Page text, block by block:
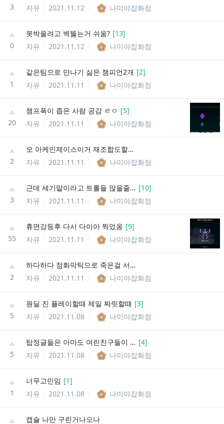
3
자유
2021.11.12 나미야잡화점
0
못박을려고 벽뚫는거 쉬움? [13]
자유
2021.11.12 나미야잡화점
1
같은팀으로 만나기 싫은 챔피언2개 [2]
자유
2021.11.11 나미야잡화점
20
챔프폭이 좁은 사람 공감 ㄹㅇ [5]
자유
2021.11.11 나미야잡화점
2
오 아케인제이스이거 재조합도할수있네
자유
2021.11.11 나미야잡화점
3
근데 세기말이라고 트롤들 많을줄알았는데 아니더라??? [10]
자유
2021.11.11 나미야잡화점
55
휴면강등후 다시 다이아 찍었옹 [9]
자유
2021.11.11 나미야잡화점
2
하다하다 점화막틱으로 죽은걸 서폿탓하는 숟가락은 처음봄
자유
2021.11.11 나미야잡화점
5
원딜 진 플레이할때 제일 짜릿할때 [3]
자유
2021.11.08 나미야잡화점
5
탑정글들은 아마도 여린친구들이 아닐까... [4]
자유
2021.11.08 나미야잡화점
1
너무고민임 [1]
자유
2021.11.08 나미야잡화점
캡슐 나만 구린거나오나